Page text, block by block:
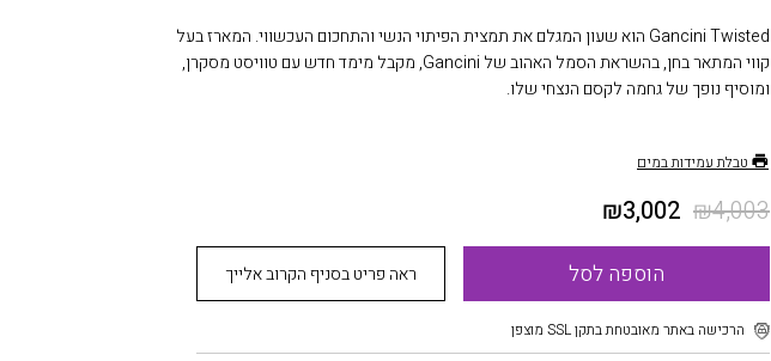
טבלת עמידות במים
₪4,003
₪3,002
הוספה לסל ראה פריט בסניף הקרוב אלייך
הרכישה באתר מאובטחת בתקן SSL מוצפן
Gancini Twisted הוא שעון המגלם את תמצית הפיתוי הנשי והתחכום העכשווי. המארז בעל
קווי המתאר בחן, בהשראת הסמל האהוב של Gancini, מקבל מימד חדש עם טוויסט מסקרן,
ומוסיף נופך של גחמה לקסם הנצחי שלו.